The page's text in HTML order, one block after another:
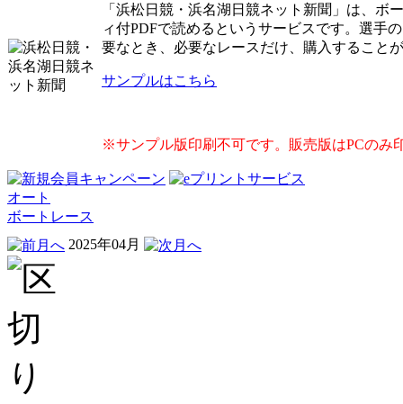
「浜松日競・浜名湖日競ネット新聞」は、
ィ付PDFで読めるというサービスです。選手
要なとき、必要なレースだけ、購入すること
サンプルはこちら
※サンプル版印刷不可です。販売版はPCのみ
オート
ボートレース
2025年04月